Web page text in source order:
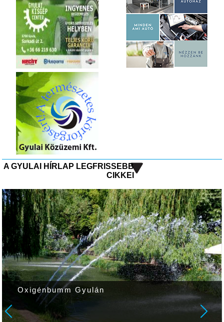
A GYULAI HÍRLAP LEGFRISSEBB
CIKKEI
Oxigénbumm Gyulán